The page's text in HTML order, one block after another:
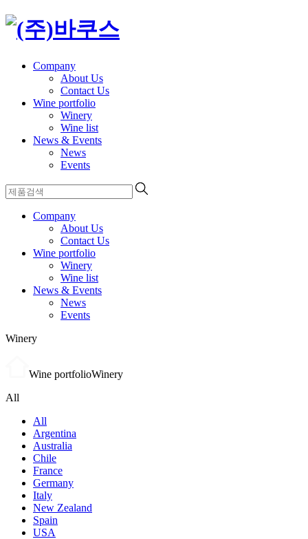
Company
About Us
Contact Us
Wine portfolio
Winery
Wine list
News & Events
News
Events
Company
About Us
Contact Us
Wine portfolio
Winery
Wine list
News & Events
News
Events
Winery
Wine portfolioWinery
All
All
Argentina
Australia
Chile
France
Germany
Italy
New Zealand
Spain
USA